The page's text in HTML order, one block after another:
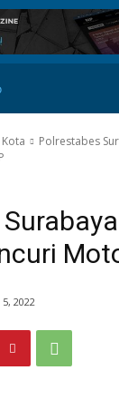
Polrestabes
2022